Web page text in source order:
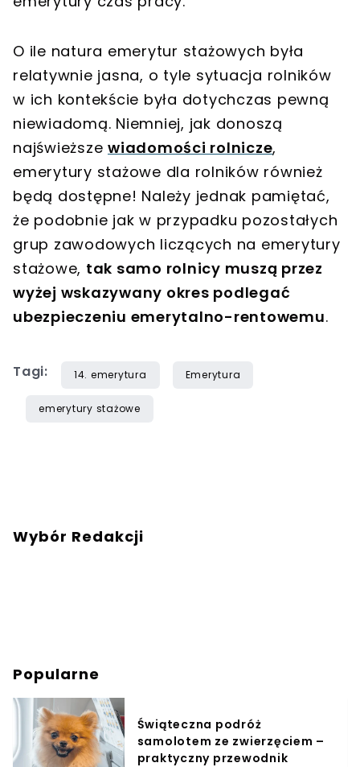
O ile natura emerytur stażowych była
relatywnie jasna, o tyle sytuacja rolników
w ich kontekście była dotychczas pewną
niewiadomą. Niemniej, jak donoszą
najświeższe wiadomości rolnicze,
emerytury stażowe dla rolników również
będą dostępne! Należy jednak pamiętać,
że podobnie jak w przypadku pozostałych
grup zawodowych liczących na emerytury
stażowe, tak samo rolnicy muszą przez
wyżej wskazywany okres podlegać
ubezpieczeniu emerytalno-rentowemu.
Tagi: 14. emerytura Emerytura
emerytury stażowe
Wybór Redakcji
Popularne
Świąteczna podróż
samolotem ze zwierzęciem –
praktyczny przewodnik